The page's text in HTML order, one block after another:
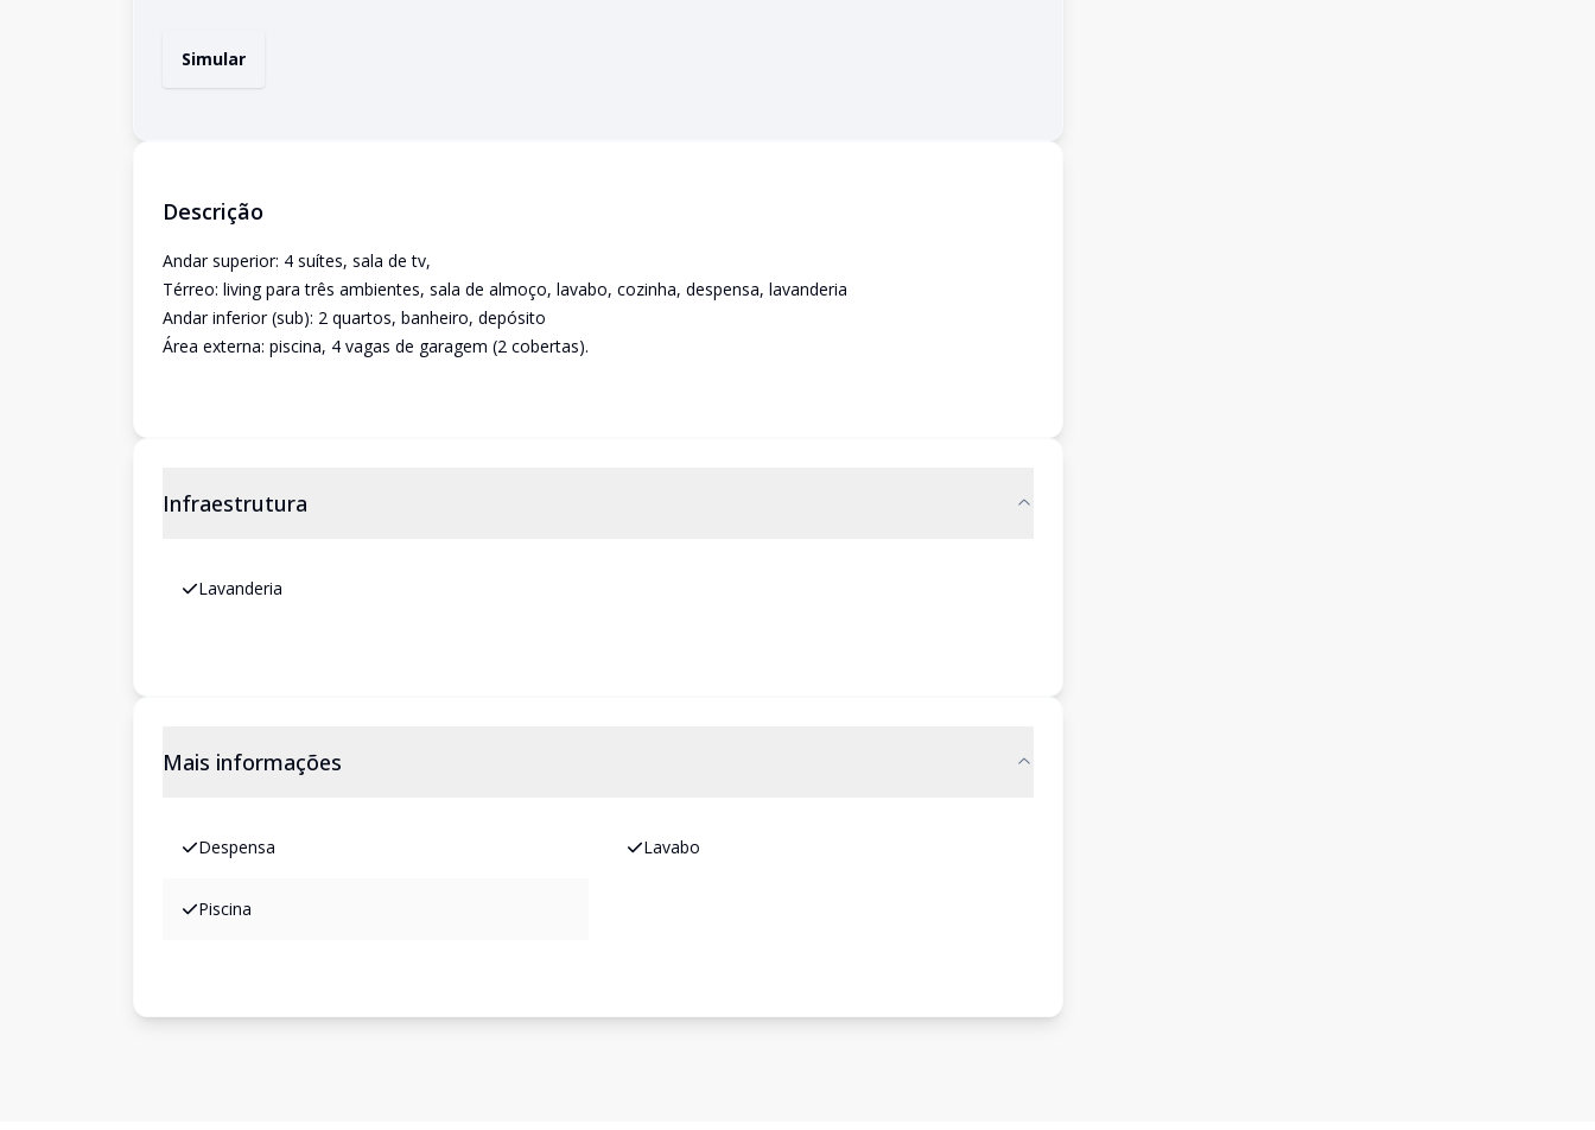
Simular
Descrição
Andar superior: 4 suítes, sala de tv,
Térreo: living para três ambientes, sala de almoço, lavabo, cozinha, despensa, lavanderia
Andar inferior (sub): 2 quartos, banheiro, depósito
Área externa: piscina, 4 vagas de garagem (2 cobertas).
Infraestrutura
Lavanderia
Mais informações
Despensa Lavabo
Piscina